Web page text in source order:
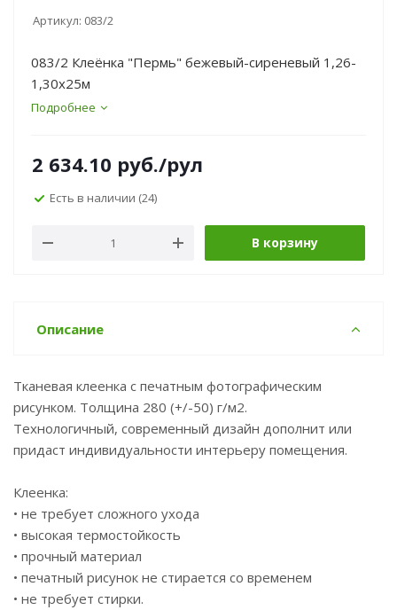
Артикул: 083/2
083/2 Клеёнка "Пермь" бежевый-сиреневый 1,26-
1,30х25м
Подробнее
2 634.10 руб./рул
Есть в наличии (24)
В корзину
Описание
Тканевая клеенка с печатным фотографическим
рисунком. Толщина 280 (+/-50) г/м2.
Технологичный, современный дизайн дополнит или
придаст индивидуальности интерьеру помещения.
Клеенка:
• не требует сложного ухода
• высокая термостойкость
• прочный материал
• печатный рисунок не стирается со временем
• не требует стирки.